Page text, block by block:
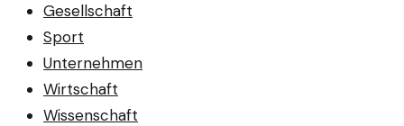
Gesellschaft
Sport
Unternehmen
Wirtschaft
Wissenschaft